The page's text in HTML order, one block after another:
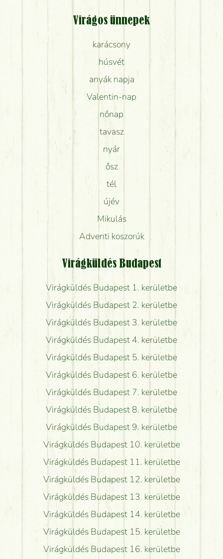
Virágos ünnepek
karácsony
húsvét
anyák napja
Valentin-nap
nőnap
tavasz
nyár
ősz
tél
újév
Mikulás
Adventi koszorúk
Virágküldés Budapest
Virágküldés Budapest 1. kerületbe
Virágküldés Budapest 2. kerületbe
Virágküldés Budapest 3. kerületbe
Virágküldés Budapest 4. kerületbe
Virágküldés Budapest 5. kerületbe
Virágküldés Budapest 6. kerületbe
Virágküldés Budapest 7. kerületbe
Virágküldés Budapest 8. kerületbe
Virágküldés Budapest 9. kerületbe
Virágküldés Budapest 10. kerületbe
Virágküldés Budapest 11. kerületbe
Virágküldés Budapest 12. kerületbe
Virágküldés Budapest 13. kerületbe
Virágküldés Budapest 14. kerületbe
Virágküldés Budapest 15. kerületbe
Virágküldés Budapest 16. kerületbe